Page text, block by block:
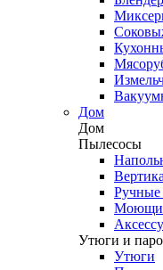
Дом
Дом
Пылесосы
Ручные
Утюги и
Утюги